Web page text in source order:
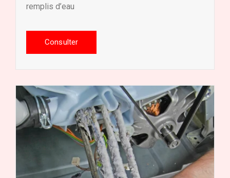
remplis d’eau
Consulter